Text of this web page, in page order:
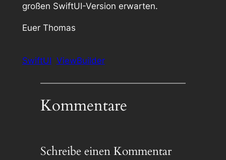
großen SwiftUI-Version erwarten.
Euer Thomas
SwiftUI ViewBuilder
Kommentare
Schreibe einen Kommentar